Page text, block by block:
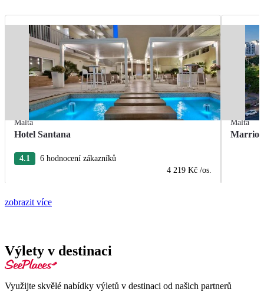
Malta
Hotel Santana
4.1
6 hodnocení zákazníků
4 219 Kč /os.
Malta
zobrazit více
Výlety v destinaci
Využijte skvělé nabídky výletů v destinaci od našich partnerů